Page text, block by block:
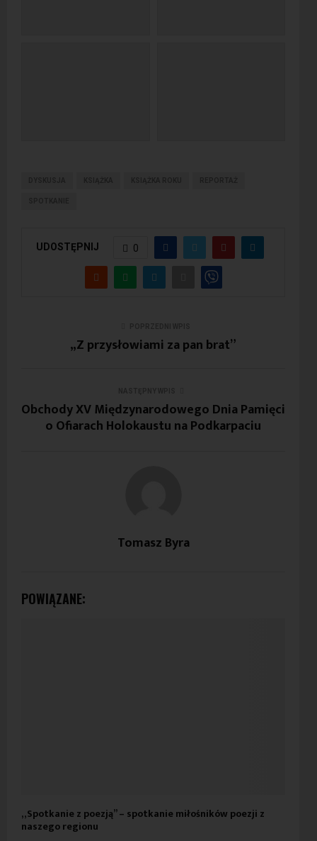
UDOSTĘPNIJ 0
„Z przysłowiami za pan brat”
Obchody XV Międzynarodowego Dnia Pamięci
o Ofiarach Holokaustu na Podkarpaciu
Tomasz Byra
POWIĄZANE:
„Spotkanie z poezją” – spotkanie miłośników poezji z
naszego regionu